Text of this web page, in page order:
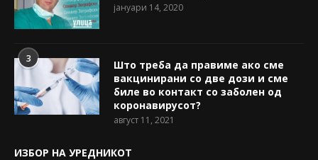
јануари 14, 2020
3
Што треба да правиме ако сме
вакцинирани со две дози и сме
биле во контакт со заболен од
коронавирусот?
август 11, 2021
ИЗБОР НА УРЕДНИКОТ